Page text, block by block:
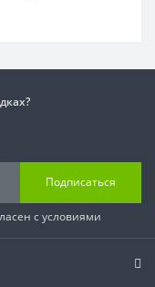
Подписаться
с условиями